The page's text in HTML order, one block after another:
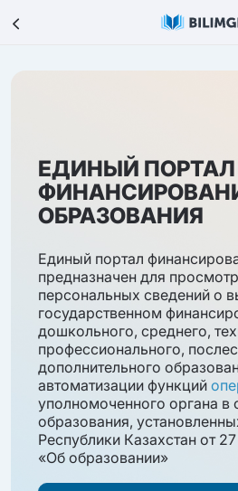
ЕДИНЫЙ ПОРТАЛ
ОБРАЗОВАНИЯ
Единый портал
предназначен для
персональных сведений о
государственном
дошкольного, среднего,
профессионального,
дополнительного
автоматизации функций
уполномоченного органа в
образования,
Республики Казахстан от
«Об образовании»